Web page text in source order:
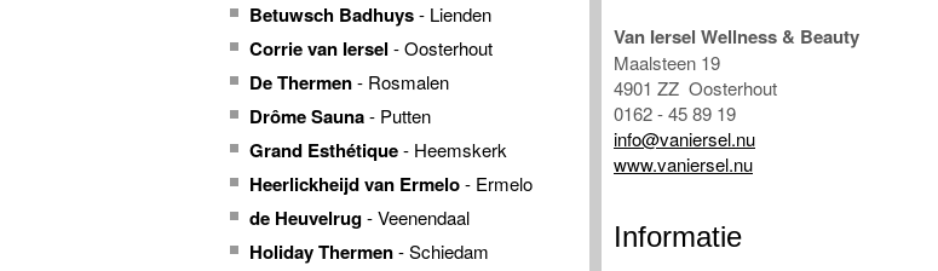
Betuwsch Badhuys- Lienden
Corrie van Iersel - Oosterhout
De Thermen- Rosmalen
Drôme Sauna- Putten
Grand Esthétique- Heemskerk
Heerlickheijd van Ermelo- Ermelo
de Heuvelrug- Veenendaal
Holiday Thermen- Schiedam
Van Iersel Wellness & Beauty
Maalsteen 19
4901 ZZ Oosterhout
0162 - 45 89 19
info@vaniersel.nu
www.vaniersel.nu
Informatie